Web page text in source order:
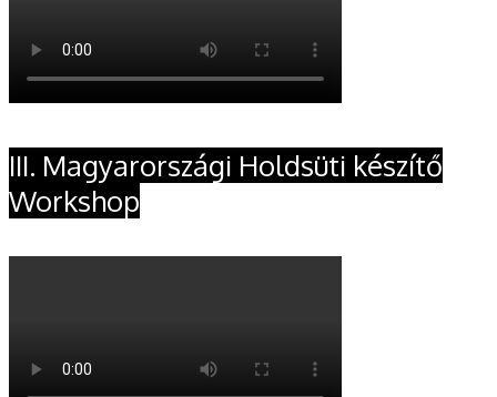
III. Magyarországi Holdsüti készítő
Workshop